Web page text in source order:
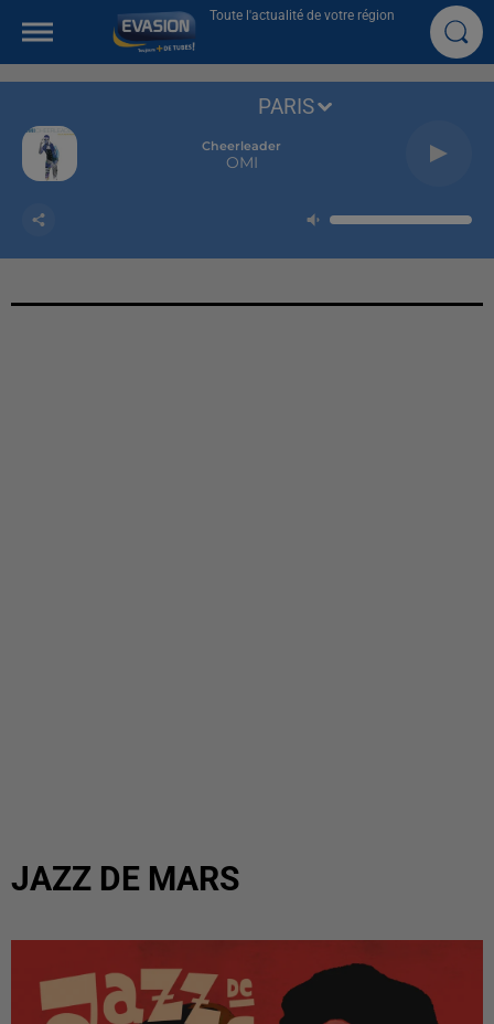
Toute l'actualité de votre région
Cheerleader
OMI
PARIS
JAZZ DE MARS